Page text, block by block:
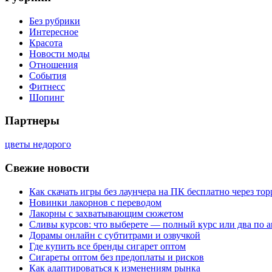
Без рубрики
Интересное
Красота
Новости моды
Отношения
События
Фитнесс
Шопинг
Партнеры
цветы недорого
Свежие новости
Как скачать игры без лаунчера на ПК бесплатно через
Новинки лакорнов с переводом
Лакорны с захватывающим сюжетом
Сливы курсов: что выберете — полный курс или два по
Дорамы онлайн с субтитрами и озвучкой
Где купить все бренды сигарет оптом
Сигареты оптом без предоплаты и рисков
Как адаптироваться к изменениям рынка